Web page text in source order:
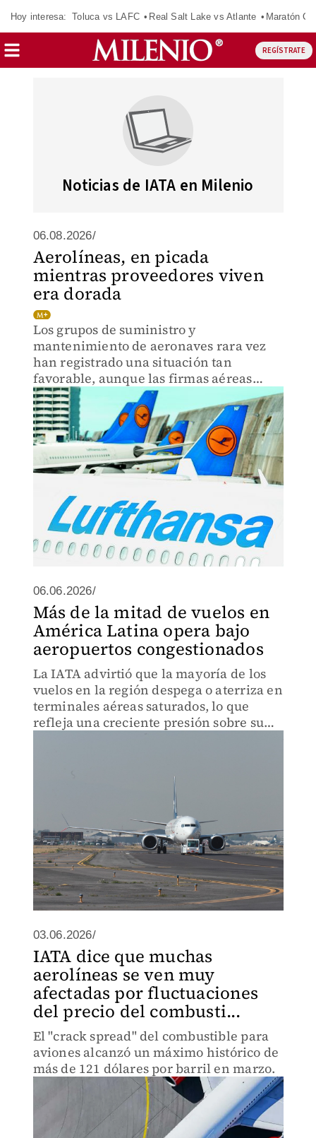
Hoy interesa: Toluca vs LAFC Real Salt Lake vs Atlante Maratón
REGÍSTRATE
Noticias de IATA en Milenio
06.08.2026/
Aerolíneas, en picada
mientras proveedores viven
era dorada
Los grupos de suministro y
mantenimiento de aeronaves rara vez
han registrado una situación tan
favorable, aunque las firmas aéreas
vean baja demanda
06.06.2026/
Más de la mitad de vuelos en
América Latina opera bajo
aeropuertos congestionados
La IATA advirtió que la mayoría de los
vuelos en la región despega o aterriza en
terminales aéreas saturados, lo que
refleja una creciente presión sobre su
03.06.2026/
IATA dice que muchas
aerolíneas se ven muy
afectadas por fluctuaciones
del precio del combusti...
El "crack spread" del combustible para
aviones alcanzó un máximo histórico de
más de 121 dólares por barril en marzo.